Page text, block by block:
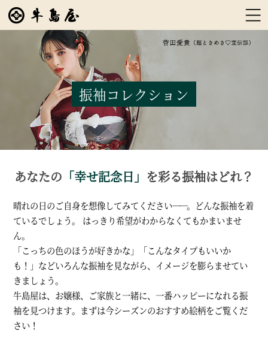
振袖コレクション
あなたの 「幸せ記念日」 を彩る振袖はどれ？
晴れの日のご自身を想像してみてください――。 どんな振袖を着
ているでしょう。 はっきり希望がわからなくてもかまいませ
ん。
「こっちの色のほうが好きかな」「こんなタイプもいいか
も！」 などいろんな振袖を見ながら、イメージを膨らませてい
きましょう。
牛島屋は、お嬢様、ご家族と一緒に、一番ハッピーになれる振
袖を見つけます。 まずは今シーズンのおすすめ絵柄をご覧くだ
さい！